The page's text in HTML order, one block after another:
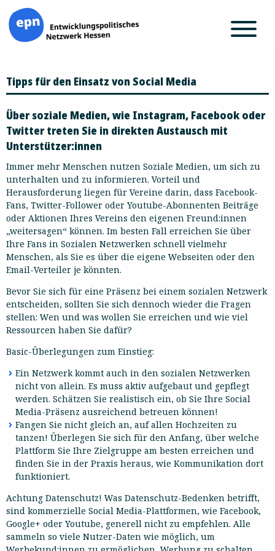
Inhalt
springen
Tipps für den Einsatz von Social Media
Über soziale Medien, wie Instagram, Facebook oder
Twitter treten Sie in direkten Austausch mit
Unterstützer:innen
Immer mehr Menschen nutzen Soziale Medien, um sich zu
unterhalten und zu informieren. Vorteil und
Herausforderung liegen für Vereine darin, dass Facebook-
Fans, Twitter-Follower oder Youtube-Abonnenten Beiträge
oder Aktionen Ihres Vereins den eigenen Freund:innen
„weitersagen“ können. Im besten Fall erreichen Sie über
Ihre Fans in Sozialen Netzwerken schnell vielmehr
Menschen, als Sie es über die eigene Webseiten oder den
Email-Verteiler je könnten.
Bevor Sie sich für eine Präsenz bei einem sozialen Netzwerk
entscheiden, sollten Sie sich dennoch wieder die Fragen
stellen: Wen und was wollen Sie erreichen und wie viel
Ressourcen haben Sie dafür?
Basic-Überlegungen zum Einstieg:
Ein Netzwerk kommt auch in den sozialen Netzwerken
nicht von allein. Es muss aktiv aufgebaut und gepflegt
werden. Schätzen Sie realistisch ein, ob Sie Ihre Social
Media-Präsenz ausreichend betreuen können!
Fangen Sie nicht gleich an, auf allen Hochzeiten zu
tanzen! Überlegen Sie sich für den Anfang, über welche
Plattform Sie Ihre Zielgruppe am besten erreichen und
finden Sie in der Praxis heraus, wie Kommunikation dort
funktioniert.
Achtung Datenschutz! Was Datenschutz-Bedenken betrifft,
sind kommerzielle Social Media-Plattformen, wie Facebook,
Google+ oder Youtube, generell nicht zu empfehlen. Alle
sammeln so viele Nutzer-Daten wie möglich, um